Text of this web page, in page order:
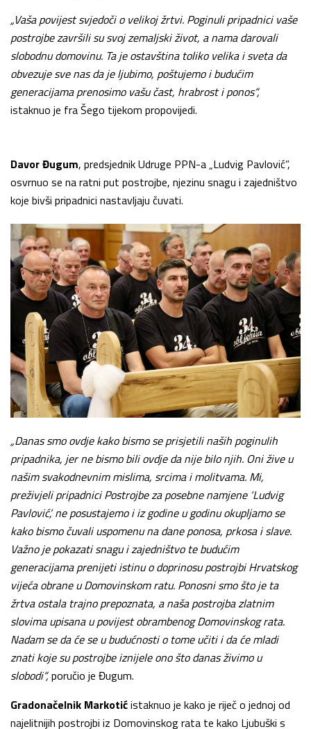
„Vaša povijest svjedoči o velikoj žrtvi. Poginuli pripadnici vaše
postrojbe završili su svoj zemaljski život, a nama darovali
slobodnu domovinu. Ta je ostavština toliko velika i sveta da
obvezuje sve nas da je ljubimo, poštujemo i budućim
generacijama prenosimo vašu čast, hrabrost i ponos“,
istaknuo je fra Šego tijekom propovijedi.
Davor Đugum, predsjednik Udruge PPN-a „Ludvig Pavlović”,
osvrnuo se na ratni put postrojbe, njezinu snagu i zajedništvo
koje bivši pripadnici nastavljaju čuvati.
„Danas smo ovdje kako bismo se prisjetili naših poginulih
pripadnika, jer ne bismo bili ovdje da nije bilo njih. Oni žive u
našim svakodnevnim mislima, srcima i molitvama. Mi,
preživjeli pripadnici Postrojbe za posebne namjene ‘Ludvig
Pavlović’, ne posustajemo i iz godine u godinu okupljamo se
kako bismo čuvali uspomenu na dane ponosa, prkosa i slave.
Važno je pokazati snagu i zajedništvo te budućim
generacijama prenijeti istinu o doprinosu postrojbi Hrvatskog
vijeća obrane u Domovinskom ratu. Ponosni smo što je ta
žrtva ostala trajno prepoznata, a naša postrojba zlatnim
slovima upisana u povijest obrambenog Domovinskog rata.
Nadam se da će se u budućnosti o tome učiti i da će mladi
znati koje su postrojbe iznijele ono što danas živimo u
slobodi“,poručio je Đugum.
Gradonačelnik Markotićistaknuo je kako je riječ o jednoj od
najelitnijih postrojbi iz Domovinskog rata te kako Ljubuški s